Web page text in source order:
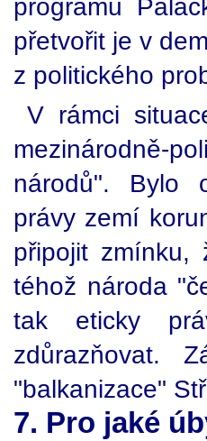
programu
přetvořit je v
z politického
V rámci
mezinárodně-
národů". Bylo
právy zemí
připojit zmínku,
téhož národa
tak eticky
zdůrazňovat.
"balkanizace"
7. Pro jaké